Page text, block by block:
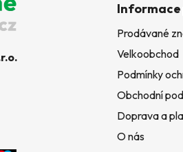
Informace
Prodávané
Velkoobchod
Podmínky
Obchodní
Doprava a
O nás